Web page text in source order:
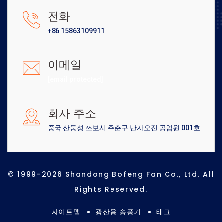
전화
+86 15863109911
이메일
회사 주소
중국 산둥성 쯔보시 주춘구 난자오진 공업원 001호
© 1999-2026 Shandong Bofeng Fan Co., Ltd. All
Rights Reserved.
사이트맵 광산용 송풍기 태그